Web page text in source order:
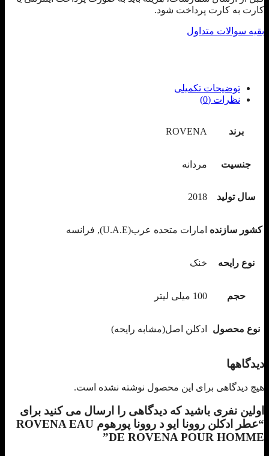
کارت به کارت پرداخت شود.
بقیه سوالات متداول
توضیحات تکمیلی
نظرات (0)
برند ROVENA
جنسیت مردانه
سال تولید 2018
کشور سازنده امارات متحده عرب(U.A.E), فرانسه
نوع رایحه خنک
حجم 100 میلی لیتر
نوع محصول ادکلن اصل(مشابه رایحه)
دیدگاهها
هیچ دیدگاهی برای این محصول نوشته نشده است.
اولین نفری باشید که دیدگاهی را ارسال می کنید برای
“عطر ادکلن روونا ایو د روونا پورهوم ROVENA EAU
DE ROVENA POUR HOMME”